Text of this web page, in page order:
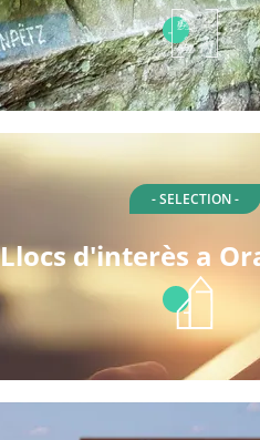
- SELECTION -
Llocs d'interès a